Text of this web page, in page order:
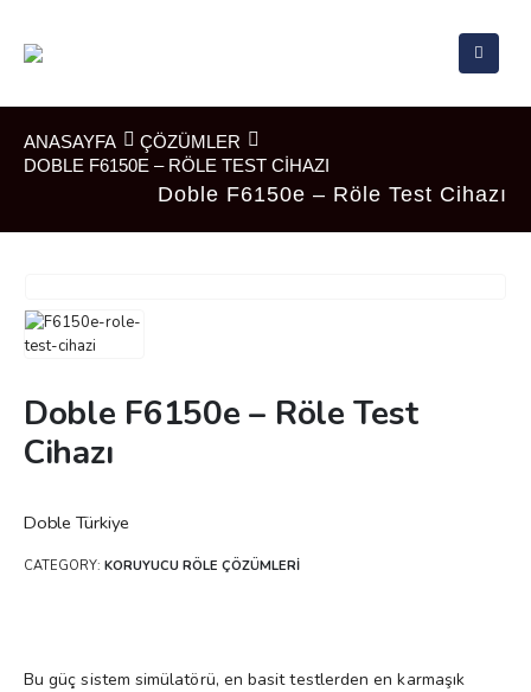
ANASAYFA
ÇÖZÜMLER
DOBLE F6150E – RÖLE TEST CIHAZI
Doble F6150e – Röle Test Cihazı
Doble F6150e – Röle Test
Cihazı
Doble Türkiye
CATEGORY: KORUYUCU RÖLE ÇÖZÜMLERI
Bu güç sistem simülatörü, en basit testlerden en karmaşık